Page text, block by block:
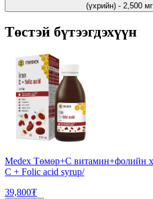
(үхрийн) - 2,500 мг
Төстэй бүтээгдэхүүн
Medex Төмөр+С витамин+фолийн
C + Folic acid syrup/
39,800₮